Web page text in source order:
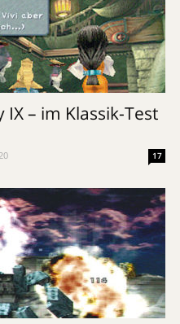
IX – im Klassik-Test
17